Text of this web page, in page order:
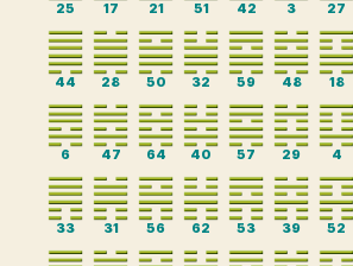
25 17 21 51 42 3 27
44 28 50 32 59 48 18
6 47 64 40 57 29 4
33 31 56 62 53 39 52